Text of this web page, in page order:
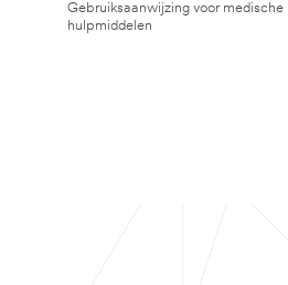
Gebruiksaanwijzing voor medische
hulpmiddelen